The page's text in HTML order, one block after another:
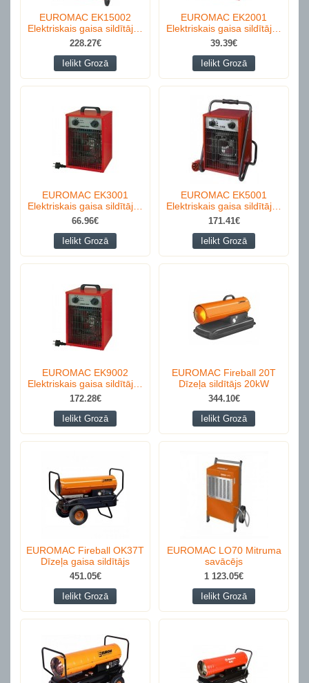
EUROMAC EK15002
Elektriskais gaisa sildītāj…
228.27€
Ielikt Grozā
EUROMAC EK2001
Elektriskais gaisa sildītāj…
39.39€
Ielikt Grozā
EUROMAC EK3001
Elektriskais gaisa sildītāj…
66.96€
Ielikt Grozā
EUROMAC EK5001
Elektriskais gaisa sildītāj…
171.41€
Ielikt Grozā
EUROMAC EK9002
Elektriskais gaisa sildītāj…
172.28€
Ielikt Grozā
EUROMAC Fireball 20T
Dīzeļa sildītājs 20kW
344.10€
Ielikt Grozā
EUROMAC Fireball OK37T
Dīzeļa gaisa sildītājs
451.05€
Ielikt Grozā
EUROMAC LO70 Mitruma
savācējs
1 123.05€
Ielikt Grozā